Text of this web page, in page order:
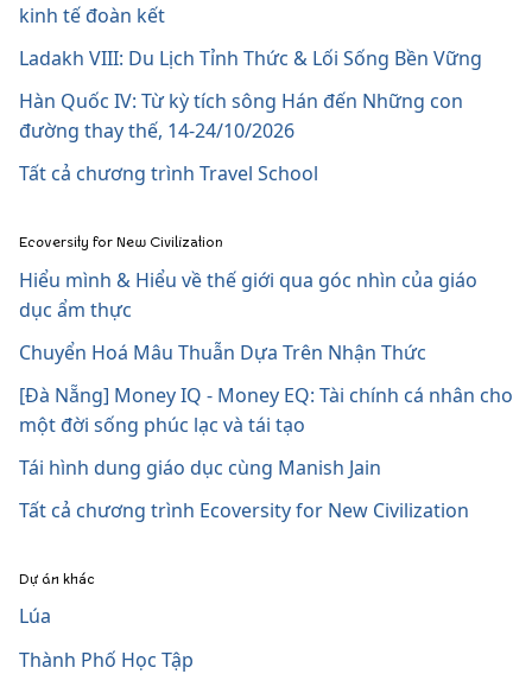
kinh tế đoàn kết
Ladakh VIII: Du Lịch Tỉnh Thức & Lối Sống Bền Vững
Hàn Quốc IV: Từ kỳ tích sông Hán đến Những con
đường thay thế, 14-24/10/2026
Tất cả chương trình Travel School
Ecoversity for New Civilization
Hiểu mình & Hiểu về thế giới qua góc nhìn của giáo
dục ẩm thực
Chuyển Hoá Mâu Thuẫn Dựa Trên Nhận Thức
[Đà Nẵng] Money IQ - Money EQ: Tài chính cá nhân cho
một đời sống phúc lạc và tái tạo
Tái hình dung giáo dục cùng Manish Jain
Tất cả chương trình Ecoversity for New Civilization
Dự án khác
Lúa
Thành Phố Học Tập